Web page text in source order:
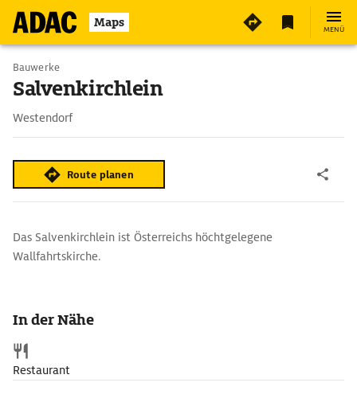
Maps MENÜ
Bauwerke
Salvenkirchlein
Westendorf
Route planen
Das Salvenkirchlein ist Österreichs höchtgelegene
Wallfahrtskirche.
In der Nähe
Restaurant